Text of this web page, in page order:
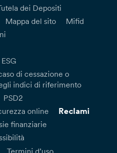
dei Depositi
Mappa del sito
Mifid
di cessazione o
indici di riferimento
PSD2
online Reclami
finanziarie
Termini d’uso